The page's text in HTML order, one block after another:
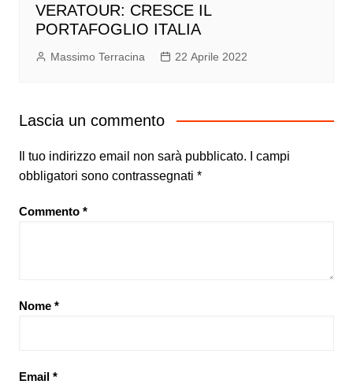
VERATOUR: CRESCE IL
PORTAFOGLIO ITALIA
Massimo Terracina 22 Aprile 2022
Lascia un commento
Il tuo indirizzo email non sarà pubblicato.
I campi
obbligatori sono contrassegnati *
Commento *
Nome *
Email *